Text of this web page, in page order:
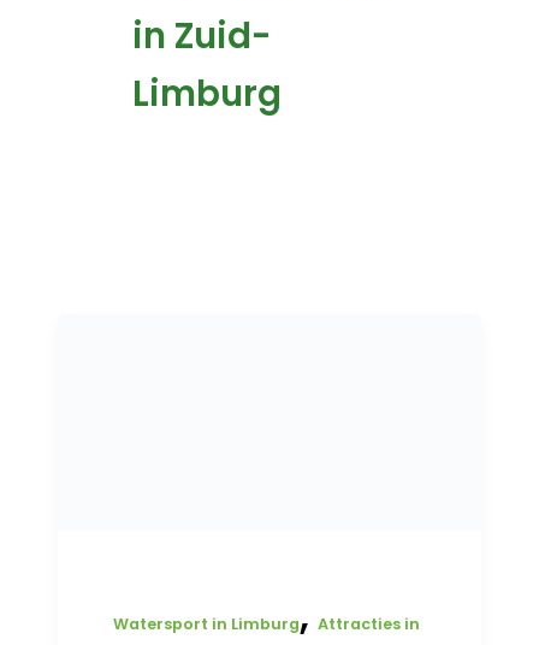
in Zuid-
Limburg
Watersport in Limburg,Attracties in